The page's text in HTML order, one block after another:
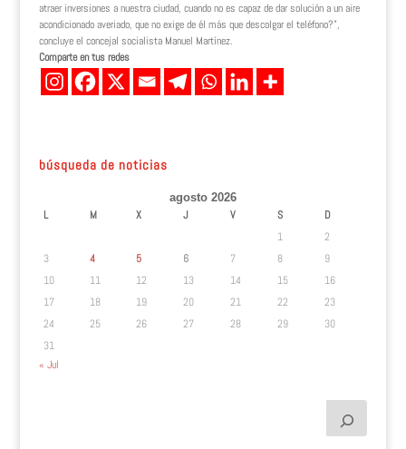
atraer inversiones a nuestra ciudad, cuando no es capaz de dar solución a un aire
acondicionado averiado, que no exige de él más que descolgar el teléfono?”,
concluye el concejal socialista Manuel Martínez.
Comparte en tus redes
búsqueda de noticias
agosto 2026
L M X J V S
D
1
2
3
4 5 6 7 8
9
10
11 12 13 14 15
16
17
18 19 20 21 22
23
24
25 26 27 28 29
30
31
« Jul